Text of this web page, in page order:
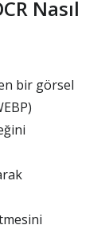
Nasıl
bir görsel